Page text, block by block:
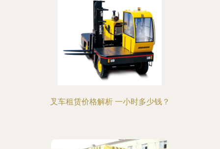
叉车租赁价格解析 一小时多少钱？